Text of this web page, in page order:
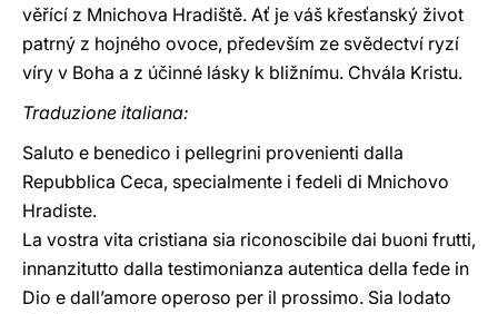
věřící z Mnichova Hradiště. Ať je váš křesťanský život
patrný z hojného ovoce, především ze svědectví ryzí
víry v Boha a z účinné lásky k bližnímu. Chvála Kristu.
Traduzione italiana:
Saluto e benedico i pellegrini provenienti dalla
Repubblica Ceca, specialmente i fedeli di Mnichovo
Hradiste.
La vostra vita cristiana sia riconoscibile dai buoni frutti,
innanzitutto dalla testimonianza autentica della fede in
Dio e dall’amore operoso per il prossimo. Sia lodato